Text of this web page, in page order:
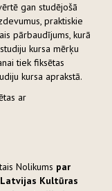
gan studējošā
praktiskie
pārbaudījums, kurā
kursa mērķu
tiek fiksētas
kursa aprakstā.
ar
Nolikums par
Kultūras